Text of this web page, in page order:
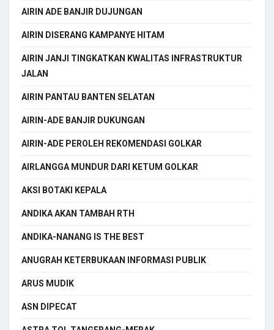
AIRIN ADE BANJIR DUJUNGAN
AIRIN DISERANG KAMPANYE HITAM
AIRIN JANJI TINGKATKAN KWALITAS INFRASTRUKTUR
JALAN
AIRIN PANTAU BANTEN SELATAN
AIRIN-ADE BANJIR DUKUNGAN
AIRIN-ADE PEROLEH REKOMENDASI GOLKAR
AIRLANGGA MUNDUR DARI KETUM GOLKAR
AKSI BOTAKI KEPALA
ANDIKA AKAN TAMBAH RTH
ANDIKA-NANANG IS THE BEST
ANUGRAH KETERBUKAAN INFORMASI PUBLIK
ARUS MUDIK
ASN DIPECAT